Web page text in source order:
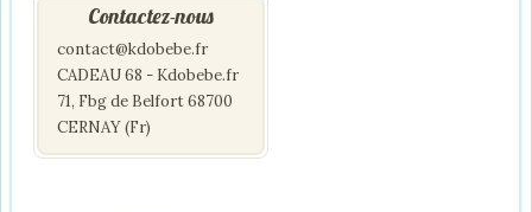
Contactez-nous
contact@kdobebe.fr
CADEAU 68 - Kdobebe.fr
71, Fbg de Belfort 68700
CERNAY (Fr)